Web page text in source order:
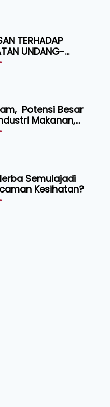
TERHADAP
UNDANG-
KEPADA
Potensi Besar
Makanan,
dan Penyelidikan
Semulajadi
Kesihatan?